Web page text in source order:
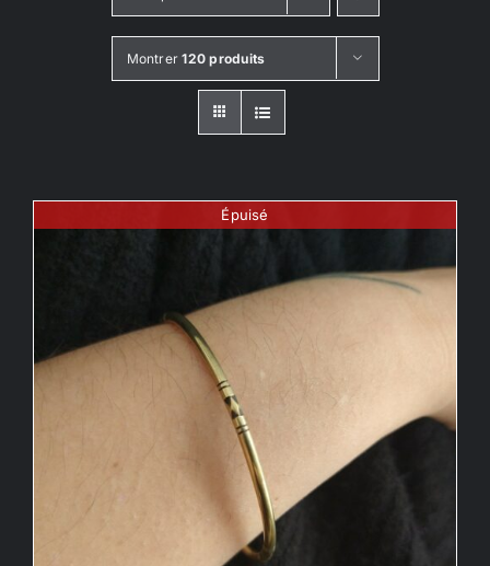
Montrer120 produits
Épuisé